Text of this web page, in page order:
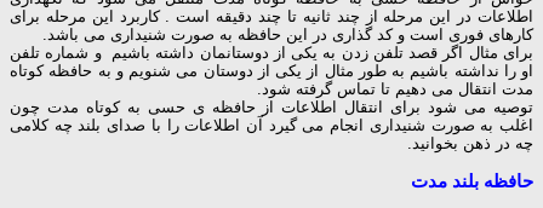
اطلاعات در این مرحله از چند ثانیه تا چند دقیقه است . کاربرد این مرحله برای
کارهای فوری است و کد گذاری در این حافظه به صورت شنیداری می باشد.
برای مثال اگر قصد تلفن زدن به یکی از دوستانمان داشته باشیم و شماره تلفن
او را نداشته باشیم به طور مثال از یکی از دوستان می شنویم و به حافظه کوتاه
مدت انتقال می دهیم تا تماس گرفته شود.
توصیه می شود برای انتقال اطلاعات از حافظه ی حسی به کوتاه مدت چون
اغلب به صورت شنیداری انجام می گیرد آن اطلاعات را با صدای بلند چه کلامی
چه در ذهن بخوانید.
حافظه بلند مدت